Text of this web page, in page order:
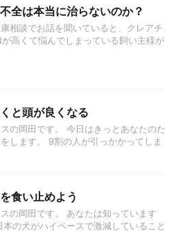
全は本当に治らないのか？
相談でお話を聞いていると、クレアチ
が高くて悩んでしまっている飼い主様が
と頭が良くなる
の岡田です。 今日はきっとあなたのた
します。 9割の人が引っかかってしま
食い止めよう
スの岡田です。 あなたは知っています
本の犬がハイペースで激減していること